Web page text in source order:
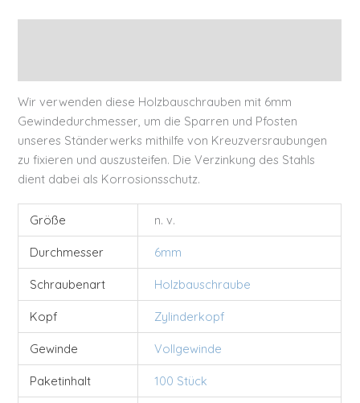
Wir verwenden diese Holzbauschrauben mit 6mm
Gewindedurchmesser, um die Sparren und Pfosten
unseres Ständerwerks mithilfe von Kreuzversraubungen
zu fixieren und auszusteifen. Die Verzinkung des Stahls
dient dabei als Korrosionsschutz.
Größe n. v.
Durchmesser 6mm
Schraubenart Holzbauschraube
Kopf Zylinderkopf
Gewinde Vollgewinde
Paketinhalt 100 Stück